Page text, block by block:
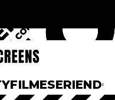
FILMESERIEN